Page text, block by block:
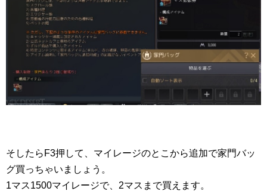
そしたらF3押して、マイレージのとこから追加で家門バッ
グ買っちゃいましょう。
1マス1500マイレージで、2マスまで買えます。